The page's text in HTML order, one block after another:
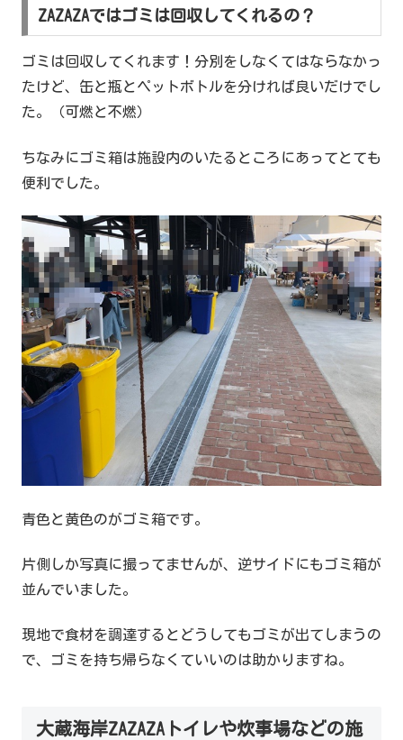
ZAZAZAではゴミは回収してくれるの？
ゴミは回収してくれます！分別をしなくてはならなかっ
たけど、缶と瓶とペットボトルを分ければ良いだけでし
た。（可燃と不燃）
ちなみにゴミ箱は施設内のいたるところにあってとても
便利でした。
青色と黄色のがゴミ箱です。
片側しか写真に撮ってませんが、逆サイドにもゴミ箱が
並んでいました。
現地で食材を調達するとどうしてもゴミが出てしまうの
で、ゴミを持ち帰らなくていいのは助かりますね。
大蔵海岸ZAZAZAトイレや炊事場などの施